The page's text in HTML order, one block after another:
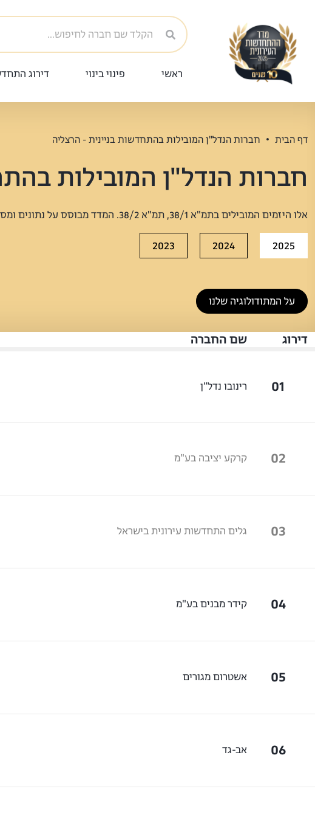
ראשי פינוי בינוי דירוג
דף הבית חברות הנדל"ן המובילות בהתחדשות בניינית - הרצליה
חברות הנדל"ן המובילות
אלו היזמים המובילים בתמ"א 38/1, תמ"א 38/2. המדד מבוסס על נתונים ומסמכים רשמיים שנסרקו וחולצו מעשרות מקורות.
2025
2024
2023
על המתודולוגיה שלנו
דירוג שם החברה
01 רינובו נדל״ן
02 קרקע יציבה בע"מ
03 גלים התחדשות עירונית בישראל
04 קידר מבנים בע"מ
05 אשטרום מגורים
06 אב-גד